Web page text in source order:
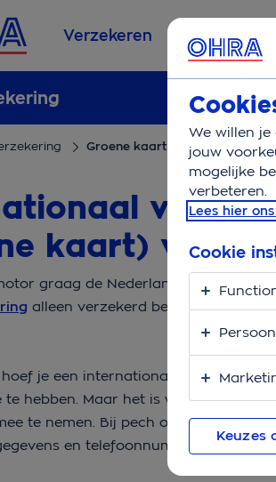
Verzekeren Service &
Groene kaart
kaart) vind je
graag de Nederlandse grens
alleen verzekerd bent in de
hoef je een internationaal
te hebben. Maar het is wel handig
te nemen. Bij pech of schade heb
en telefoonnummers bij de
We willen
jouw
mogelijke
verbeteren.
Lees hier
Cookie
Keuzes